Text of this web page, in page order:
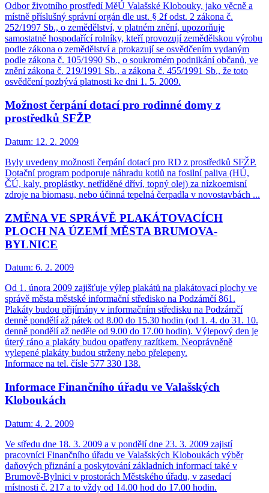
Odbor životního prostředí MěÚ Valašské Klobouky, jako věcně a
místně příslušný správní orgán dle ust. § 2f odst. 2 zákona č.
252/1997 Sb., o zemědělství, v platném znění, upozorňuje
samostatně hospodařící rolníky, kteří provozují zemědělskou výrobu
podle zákona o zemědělství a prokazují se osvědčením vydaným
podle zákona č. 105/1990 Sb., o soukromém podnikání občanů, ve
znění zákona č. 219/1991 Sb., a zákona č. 455/1991 Sb., že toto
osvědčení pozbývá platnosti ke dni 1. 5. 2009.
Možnost čerpání dotací pro rodinné domy z
prostředků SFŽP
Datum: 12. 2. 2009
Byly uvedeny možnosti čerpání dotací pro RD z prostředků SFŽP.
Dotační program podporuje náhradu kotlů na fosilní paliva (HÚ,
ČÚ, kaly, proplástky, netříděné dříví, topný olej) za nízkoemisní
zdroje na biomasu, nebo účinná tepelná čerpadla v novostavbách ...
ZMĚNA VE SPRÁVĚ PLAKÁTOVACÍCH
PLOCH NA ÚZEMÍ MĚSTA BRUMOVA-
BYLNICE
Datum: 6. 2. 2009
Od 1. února 2009 zajišťuje výlep plakátů na plakátovací plochy ve
správě města městské informační středisko na Podzámčí 861.
Plakáty budou přijímány v informačním středisku na Podzámčí
denně pondělí až pátek od 8.00 do 15.30 hodin (od 1. 4. do 31. 10.
denně pondělí až neděle od 9.00 do 17.00 hodin). Výlepový den je
úterý ráno a plakáty budou opatřeny razítkem. Neoprávněně
vylepené plakáty budou strženy nebo přelepeny.
Informace na tel. čísle 577 330 138.
Informace Finančního úřadu ve Valašských
Kloboukách
Datum: 4. 2. 2009
Ve středu dne 18. 3. 2009 a v pondělí dne 23. 3. 2009 zajistí
pracovníci Finančního úřadu ve Valašských Kloboukách výběr
daňových přiznání a poskytování základních informací také v
Brumově-Bylnici v prostorách Městského úřadu, v zasedací
místnosti č. 217 a to vždy od 14.00 hod do 17.00 hodin.